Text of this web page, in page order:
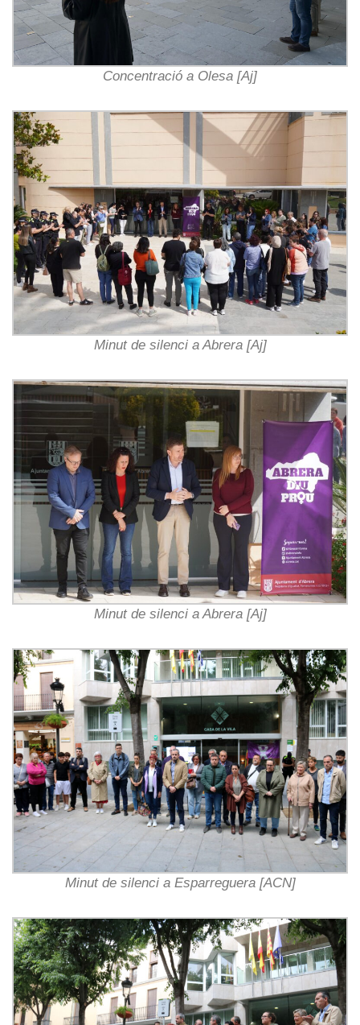
Concentració a Olesa [Aj]
Minut de silenci a Abrera [Aj]
Minut de silenci a Abrera [Aj]
Minut de silenci a Esparreguera [ACN]